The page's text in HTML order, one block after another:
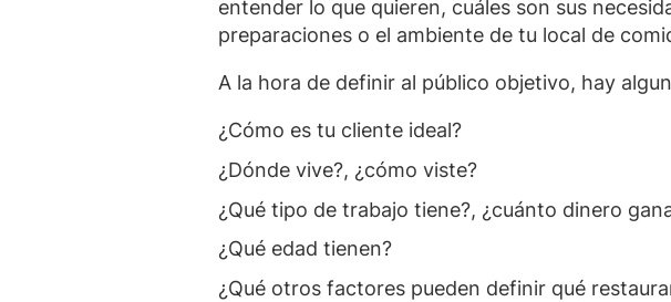
entender lo que quieren, cuáles son sus
preparaciones o el ambiente de tu local de
A la hora de definir al público objetivo, hay
¿Cómo es tu cliente ideal?
¿Dónde vive?, ¿cómo viste?
¿Qué tipo de trabajo tiene?, ¿cuánto dinero
¿Qué edad tienen?
¿Qué otros factores pueden definir qué